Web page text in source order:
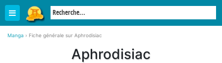
Manga › Fiche générale sur Aphrodisiac
Aphrodisiac